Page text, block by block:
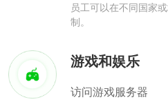
员工可以在不同国家
制。
游戏和娱乐
访问游戏服务器